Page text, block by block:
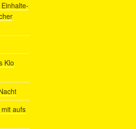
Klo
aufs